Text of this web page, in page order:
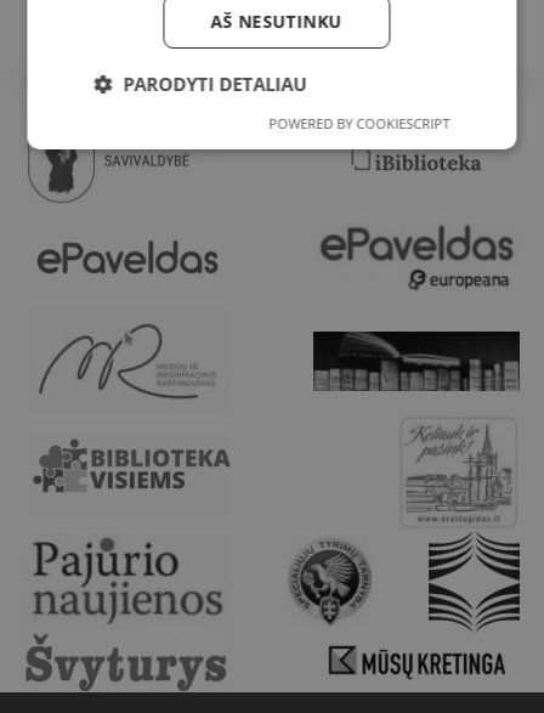
AŠ NESUTINKU
PARODYTI DETALIAU
POWERED BY COOKIESCRIPT